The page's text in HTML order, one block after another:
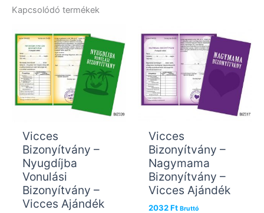
Kapcsolódó termékek
Vicces
Bizonyítvány –
Nyugdíjba
Vonulási
Bizonyítvány –
Vicces Ajándék
Vicces
Bizonyítvány –
Nagymama
Bizonyítvány –
Vicces Ajándék
2032Ft Bruttó